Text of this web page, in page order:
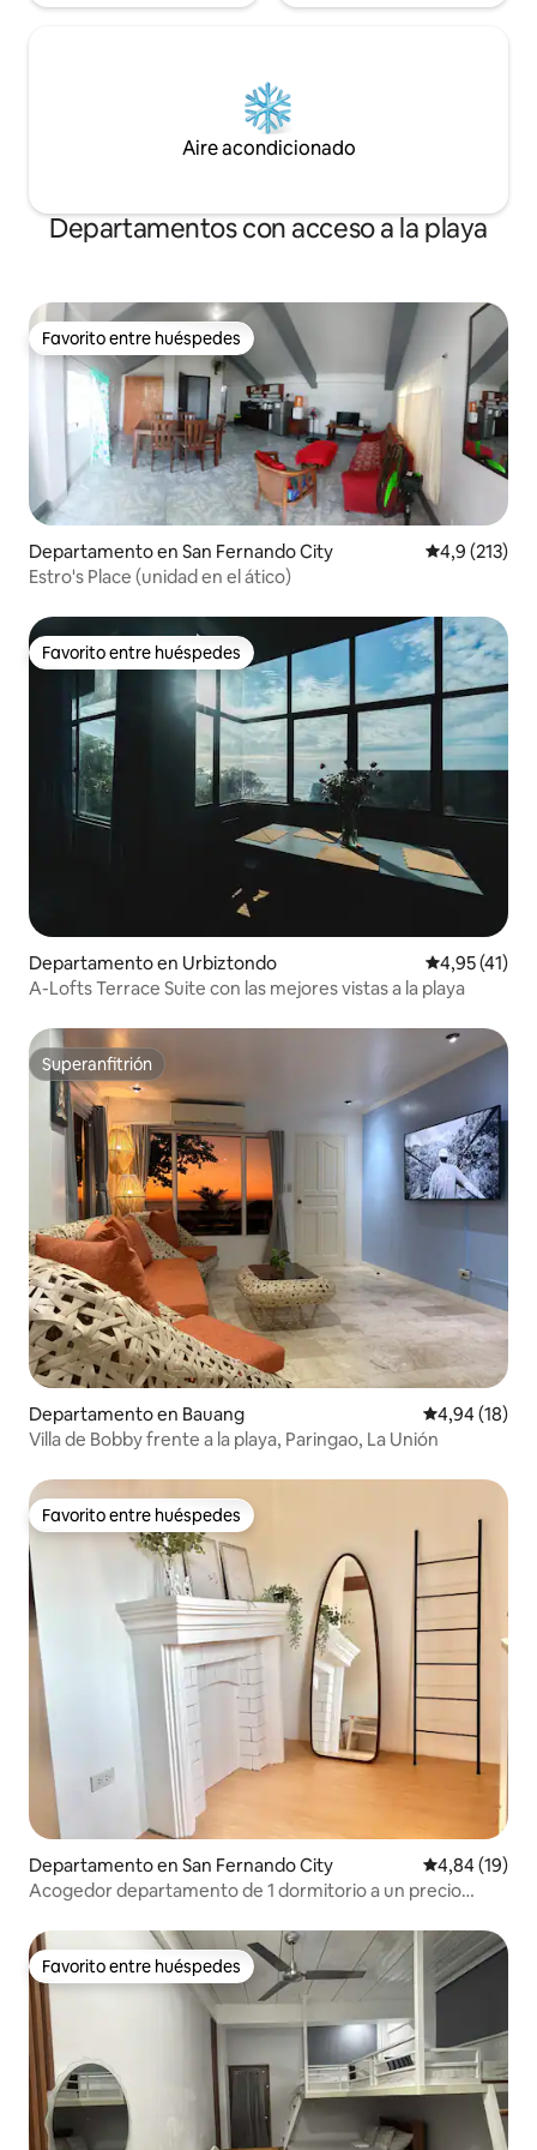
Aire acondicionado
Departamentos con acceso a la playa
Favorito entre huéspedes
Favorito entre huéspedes
Departamento en San Fernando City Calificación
4,9 (213)
Estro's Place (unidad en el ático)
Favorito entre huéspedes
Favorito entre huéspedes
Departamento en Urbiztondo Calificación
4,95 (41)
A-Lofts Terrace Suite con las mejores vistas a la playa
Superanfitrión
Superanfitrión
Departamento en Bauang Calificación
4,94 (18)
Villa de Bobby frente a la playa, Paringao, La Unión
Favorito entre huéspedes
Favorito entre huéspedes
Departamento en San Fernando City Calificación
4,84 (19)
Acogedor departamento de 1 dormitorio a un precio
Favorito entre huéspedes
Favorito entre huéspedes